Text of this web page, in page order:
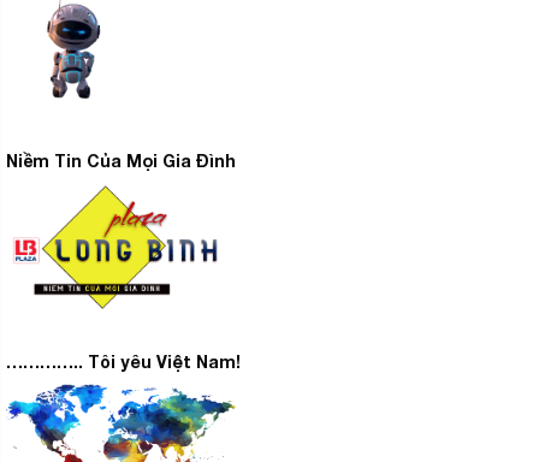
Niềm Tin Của Mọi Gia Đình
………….. Tôi yêu Việt Nam!